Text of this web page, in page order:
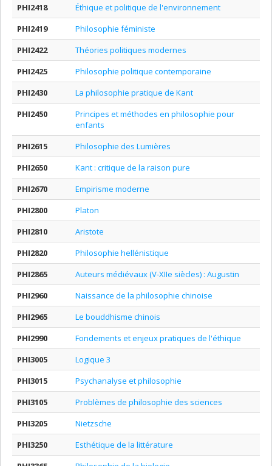
PHI2418
Éthique et politique de l'environnement
PHI2419
Philosophie féministe
PHI2422
Théories politiques modernes
PHI2425
Philosophie politique contemporaine
PHI2430
La philosophie pratique de Kant
PHI2450
Principes et méthodes en philosophie pour
enfants
PHI2615
Philosophie des Lumières
PHI2650
Kant : critique de la raison pure
PHI2670
Empirisme moderne
PHI2800
Platon
PHI2810
Aristote
PHI2820
Philosophie hellénistique
PHI2865
Auteurs médiévaux (V-XIIe siècles) : Augustin
PHI2960
Naissance de la philosophie chinoise
PHI2965
Le bouddhisme chinois
PHI2990
Fondements et enjeux pratiques de l'éthique
PHI3005
Logique 3
PHI3015
Psychanalyse et philosophie
PHI3105
Problèmes de philosophie des sciences
PHI3205
Nietzsche
PHI3250
Esthétique de la littérature